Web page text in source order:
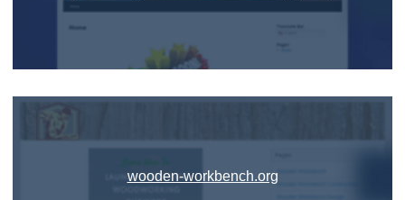
wooden-workbench.org